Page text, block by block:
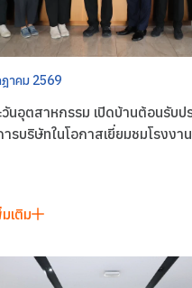
ยืน
ารที่ดี
าคม 2569
นอุตสาหกรรม เปิดบ้านต้อนรับป
รบริษัทในโอกาสเยี่ยมชมโรงงาน
เติม